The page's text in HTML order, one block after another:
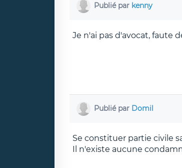
Publié par kenny
Je n'ai pas d'avocat, faute
Publié par Domil
Se constituer partie civile
Il n'existe aucune